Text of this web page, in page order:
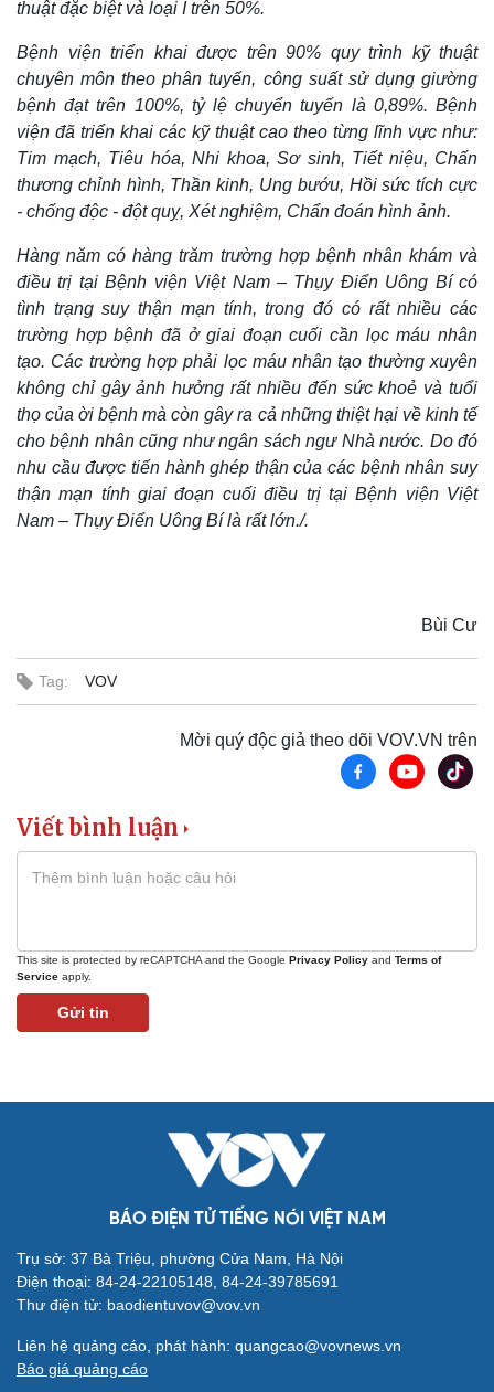
Sức khỏe
Dinh dưỡng - món ngon
Cây thuốc
Nhi khoa
Nam khoa
Làm đẹp - giảm cân
Phòng mạch online
Ăn sạch sống khỏe
Đời sống
Nhà đẹp
Blog
Văn hóa
Sân khấu - Điện ảnh
Văn học
Giải trí
Thời trang
Sao Việt
Cửa sổ tình yêu
Kể chuyện cho bé
Hạt giống tâm hồn
thuật đặc biệt và loại I trên 50%.
Bệnh viện triển khai được trên 90% quy trình kỹ thuật
chuyên môn theo phân tuyến, công suất sử dụng giường
bệnh đạt trên 100%, tỷ lệ chuyển tuyến là 0,89%. Bệnh
viện đã triển khai các kỹ thuật cao theo từng lĩnh vực như:
Tim mạch, Tiêu hóa, Nhi khoa, Sơ sinh, Tiết niệu, Chấn
thương chỉnh hình, Thần kinh, Ung bướu, Hồi sức tích cực
- chống độc - đột quỵ, Xét nghiệm, Chẩn đoán hình ảnh.
Hàng năm có hàng trăm trường hợp bệnh nhân khám và
điều trị tại Bệnh viện Việt Nam – Thụy Điển Uông Bí có
tình trạng suy thận mạn tính, trong đó có rất nhiều các
trường hợp bệnh đã ở giai đoạn cuối cần lọc máu nhân
tạo. Các trường hợp phải lọc máu nhân tạo thường xuyên
không chỉ gây ảnh hưởng rất nhiều đến sức khoẻ và tuổi
thọ của ời bệnh mà còn gây ra cả những thiệt hại về kinh tế
cho bệnh nhân cũng như ngân sách ngư Nhà nước. Do đó
nhu cầu được tiến hành ghép thận của các bệnh nhân suy
thận mạn tính giai đoạn cuối điều trị tại Bệnh viện Việt
Nam – Thụy Điển Uông Bí là rất lớn./.
Bùi Cư
Tag: VOV
Mời quý độc giả theo dõi VOV.VN trên
Viết bình luận
This site is protected by reCAPTCHA and the Google Privacy Policy and Terms of
Service apply.
Gửi tin
BÁO ĐIỆN TỬ TIẾNG NÓI VIỆT NAM
Trụ sở: 37 Bà Triệu, phường Cửa Nam, Hà Nội
Điện thoại: 84-24-22105148, 84-24-39785691
Thư điện tử: baodientuvov@vov.vn
Liên hệ quảng cáo, phát hành: quangcao@vovnews.vn
Báo giá quảng cáo